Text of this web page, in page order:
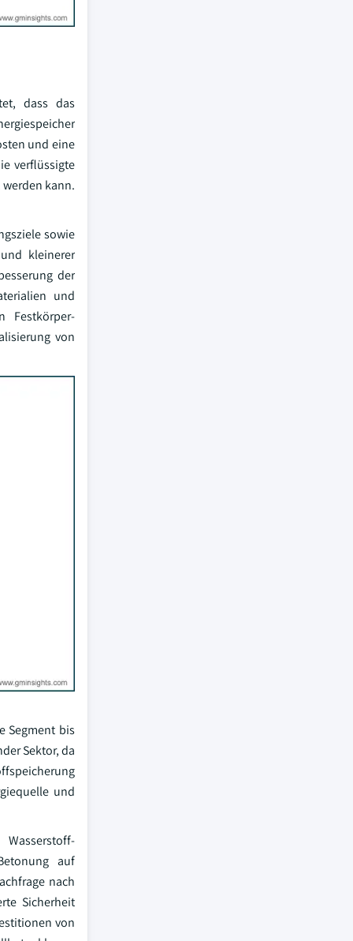
dass das
und eine
verflüssigte
kann.
sowie
kleinerer
der
und
Festkörper-
von
Segment bis
Sektor, da
und
auf
nach
Sicherheit
von